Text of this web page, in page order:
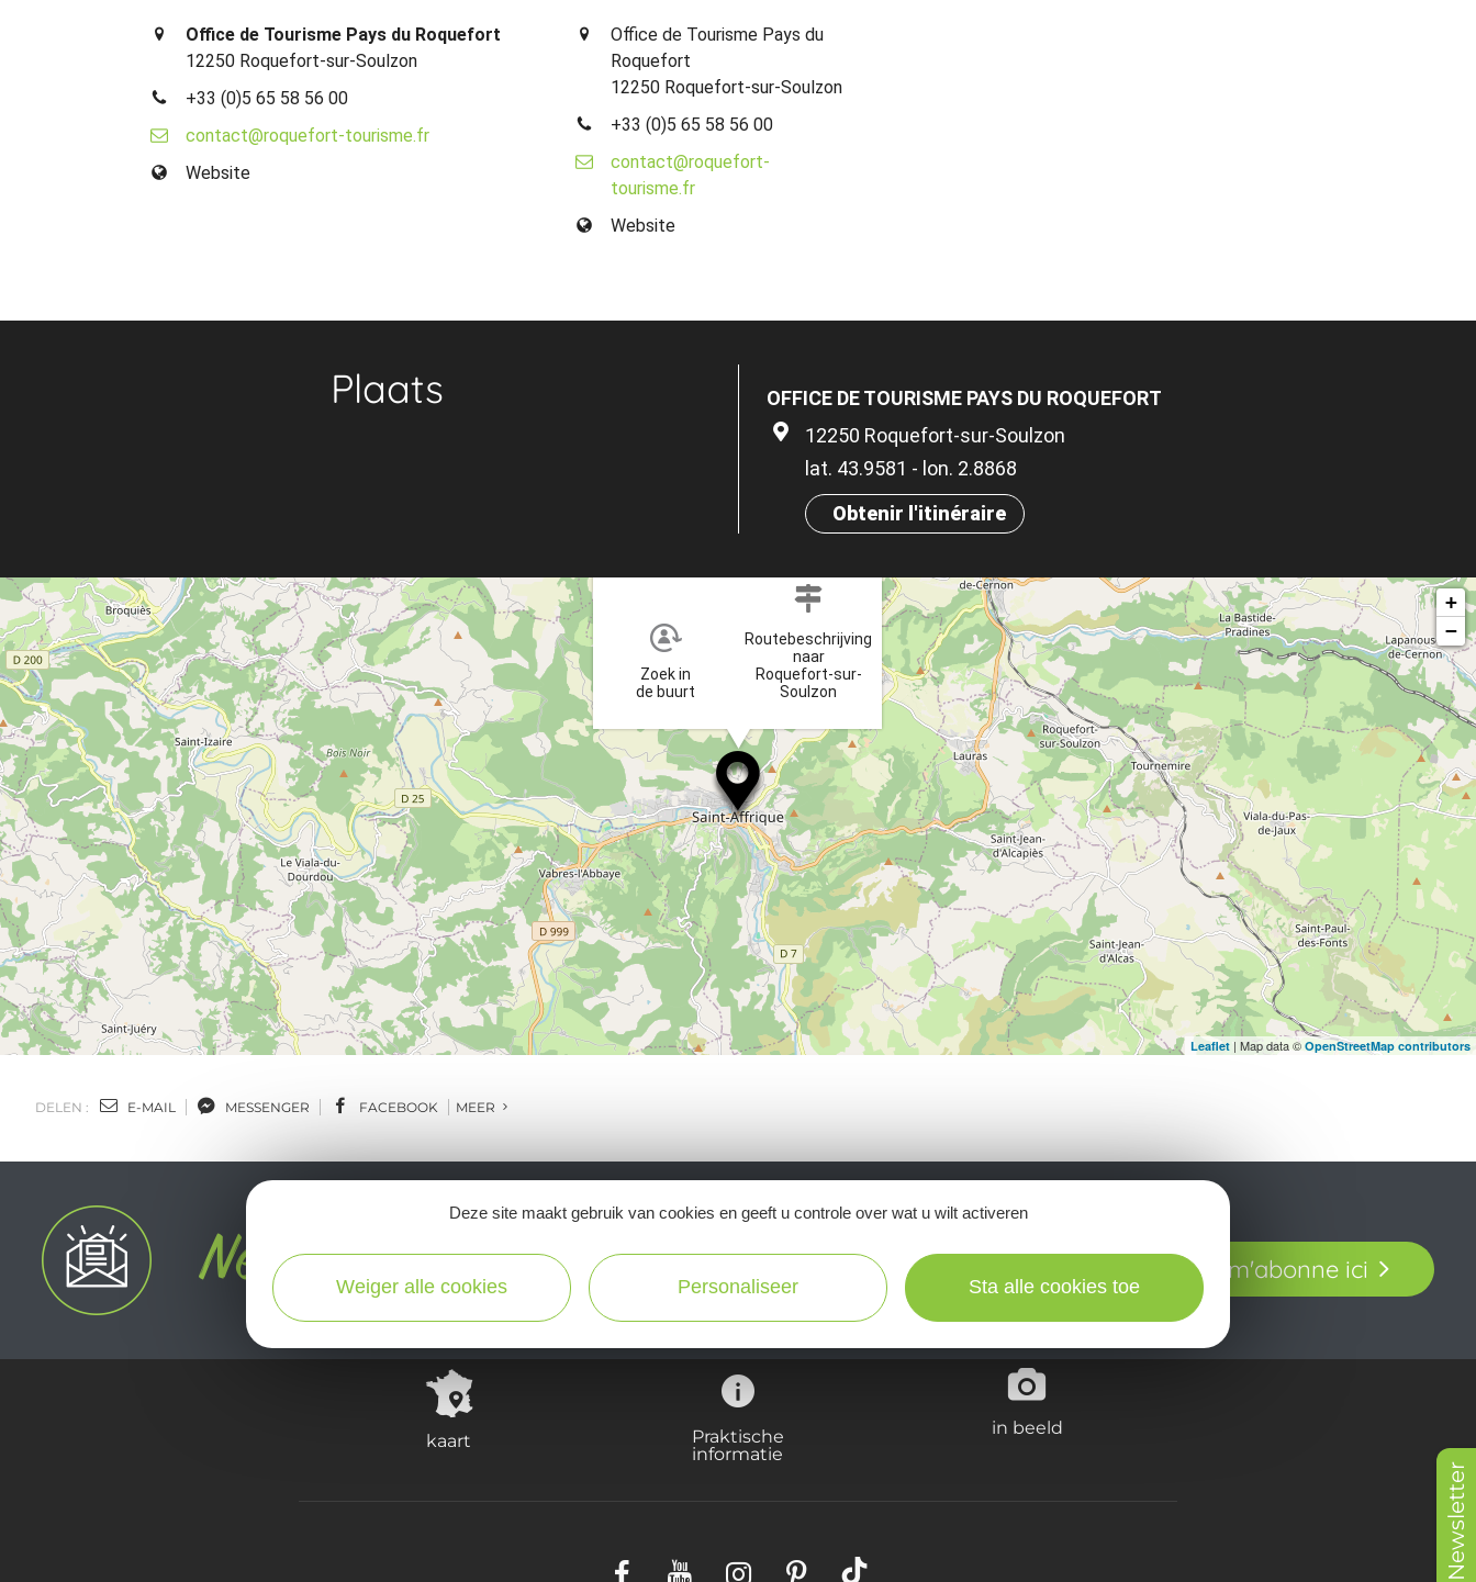
Newsletter
Office de Tourisme Pays du Roquefort
12250 Roquefort-sur-Soulzon
+33 (0)5 65 58 56 00
contact@roquefort-tourisme.fr
Website
Office de Tourisme Pays du
Roquefort
12250 Roquefort-sur-Soulzon
+33 (0)5 65 58 56 00
contact@roquefort-
tourisme.fr
Website
Plaats
OFFICE DE TOURISME PAYS DU ROQUEFORT
12250 Roquefort-sur-Soulzon
lat. 43.9581 - lon. 2.8868
Obtenir l'itinéraire
Zoek in
de buurt
Routebeschrijving
naar
Roquefort-sur-
Soulzon
+
−
Leaflet | Map data © OpenStreetMap contributors
DELEN : E-MAIL MESSENGER FACEBOOK MEER
inspirer pour profiter pleinement de votre séjour en Aveyron.
Je m'abonne ici
kaart
Praktische
informatie
in beeld
Deze site maakt gebruik van cookies en geeft u controle over wat u wilt activeren
Weiger alle cookies Personaliseer Sta alle cookies toe